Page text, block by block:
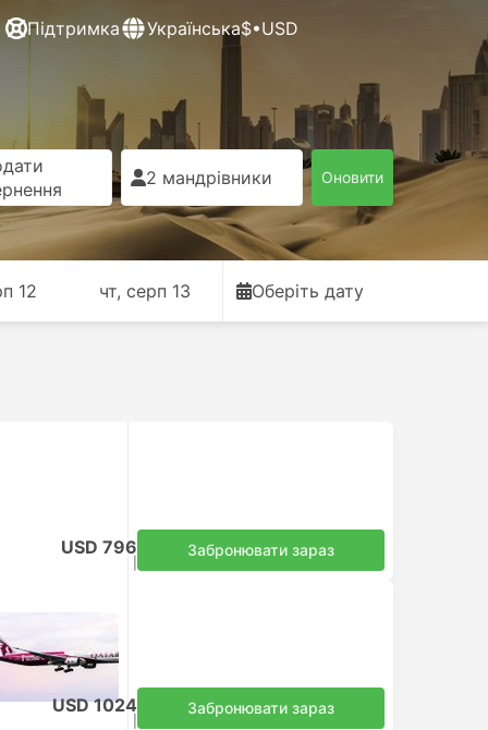
Підтримка Українська$•USD
2 мандрівники Оновити
12 чт, серп 13 Оберіть дату
USD 796
Податки включено
на дорослого
Забронювати зараз
USD 1024
Податки включено
на дорослого
Забронювати зараз